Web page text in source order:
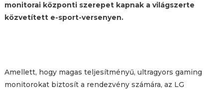
monitorai központi szerepet kapnak a világszerte
közvetített e-sport-versenyen.
Amellett, hogy magas teljesítményű, ultragyors gaming
monitorokat biztosít a rendezvény számára, az LG